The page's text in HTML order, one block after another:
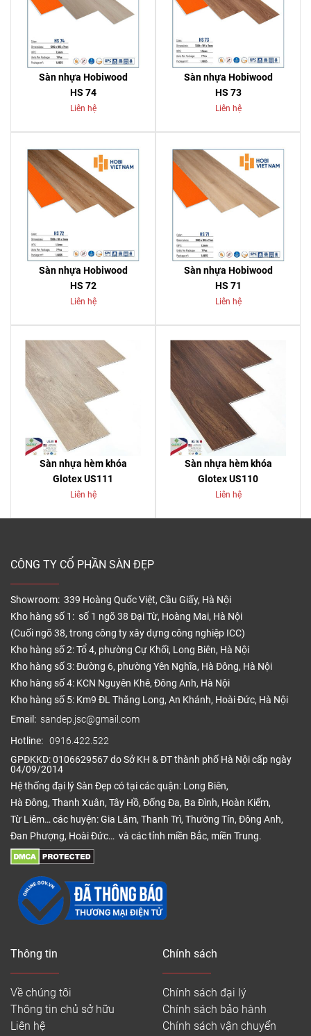
Sàn nhựa Hobiwood
HS 74
Liên hệ
Sàn nhựa Hobiwood
HS 73
Liên hệ
Sàn nhựa Hobiwood
HS 72
Liên hệ
Sàn nhựa Hobiwood
HS 71
Liên hệ
Sàn nhựa hèm khóa
Glotex US111
Liên hệ
Sàn nhựa hèm khóa
Glotex US110
Liên hệ
CÔNG TY CỔ PHẦN SÀN ĐẸP
Showroom: 339 Hoàng Quốc Việt, Cầu Giấy, Hà Nội
Kho hàng số 1: số 1 ngõ 38 Đại Từ, Hoàng Mai, Hà Nội
(Cuối ngõ 38, trong công ty xây dựng công nghiệp ICC)
Kho hàng số 2: Tổ 4, phường Cự Khối, Long Biên, Hà Nội
Kho hàng số 3: Đường 6, phường Yên Nghĩa, Hà Đông, Hà Nội
Kho hàng số 4: KCN Nguyên Khê, Đông Anh, Hà Nội
Kho hàng số 5: Km9 ĐL Thăng Long, An Khánh, Hoài Đức, Hà Nội
Email: sandep.jsc@gmail.com
Hotline: 0916.422.522
GPĐKKD: 0106629567 do Sở KH & ĐT thành phố Hà Nội cấp ngày
04/09/2014
Hệ thống đại lý Sàn Đẹp có tại các quận: Long Biên,
Hà Đông, Thanh Xuân, Tây Hồ, Đống Đa, Ba Đình, Hoàn Kiếm,
Từ Liêm… các huyện: Gia Lâm, Thanh Trì, Thường Tín, Đông Anh,
Đan Phượng, Hoài Đức… và các tỉnh miền Bắc, miền Trung.
Thông tin
Về chúng tôi
Thông tin chủ sở hữu
Liên hệ
Chính sách
Chính sách đại lý
Chính sách bảo hành
Chính sách vận chuyển